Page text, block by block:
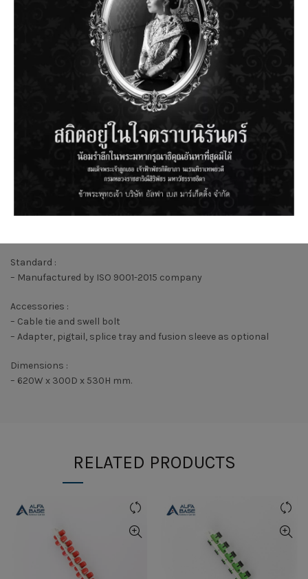
– Steel cabinet wall mount for indoor application
– Cabinet made from electro galvanize steel 1.2 mm thickness
– Combine splicing function, storing of fiber optical cable,
pigtail and patch cord
– Store and protect excess optical cable and patch cord
– Support FC/SC/ST/LC adapter type as below
* FC/ST type support 120 fibers
* LC type support 384 fibers
– Splicing and distribution 12 fibers per tray or 24 fibers per tray
– Support fiber bending radius 30 mm
– Nice Shape, easy installation and maintenance
– Easily fixed by swell bolt, convenient for operation and
– Provide strength member holder to fix the main fiber cable
Standard :
– Manufactured by ISO 9001-2015 company
Accessories :
– Cable tie and swell bolt
– Adapter, pigtail, splice tray and fusion sleeve as optional
Dimensions :
– 620W x 300D x 530H mm.
RELATED PRODUCTS